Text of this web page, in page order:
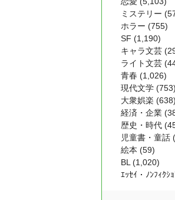
ミステリー
ホラー (755)
SF (1,190)
キャラ文芸
ライト文芸
青春 (1,026)
現代文学 (753)
大衆娯楽 (638)
経済・企業
歴史・時代
児童書・童話
絵本 (59)
BL (1,020)
ｴｯｾｲ・ﾉﾝﾌｨｸｼ